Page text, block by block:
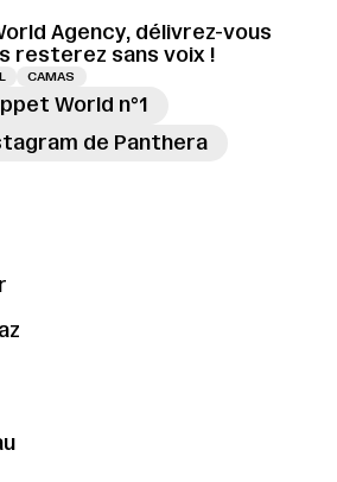
Agency, délivrez-vous
resterez sans voix !
CAMAS
World n°1
de Panthera